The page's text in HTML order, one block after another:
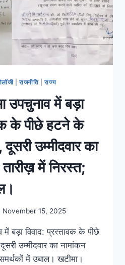
|राजनीति|राज्य
उपचुनाव में बड़ा
के पीछे हटने के
उम्मीदवार का
में निरस्त;
November 15, 2025
बड़ा विवाद: प्रस्तावक के पीछे
उम्मीदवार का नामांकन
में उबाल। खटीमा।